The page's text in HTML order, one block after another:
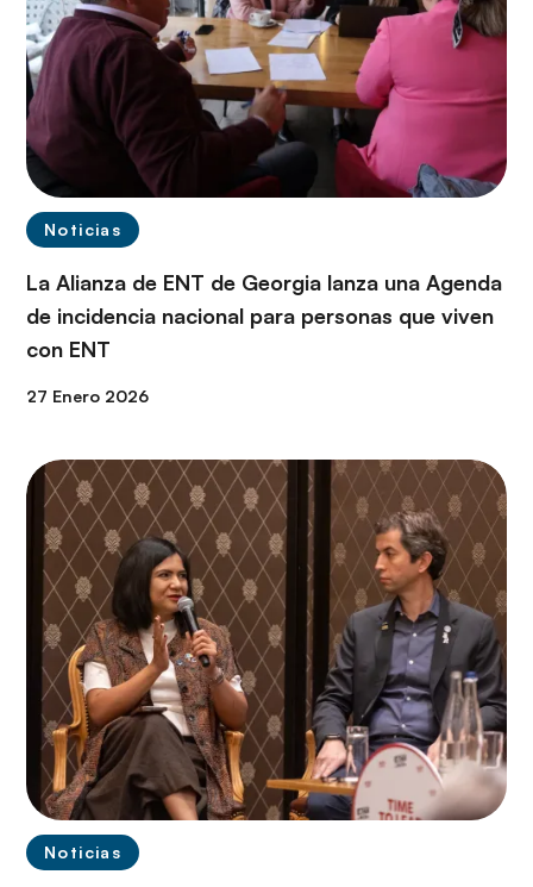
Noticias
La Alianza de ENT de Georgia lanza una Agenda
de incidencia nacional para personas que viven
con ENT
27 Enero 2026
Noticias